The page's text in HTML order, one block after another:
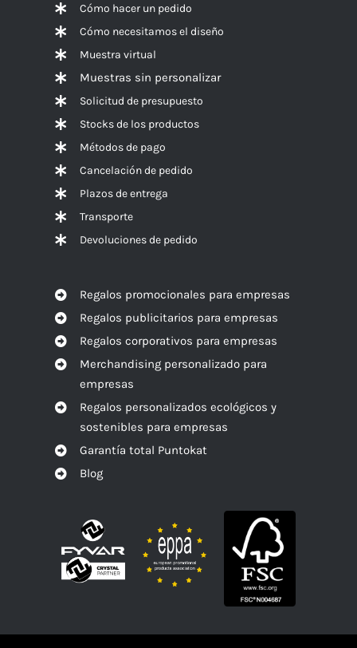
Cómo hacer un pedido
Cómo necesitamos el diseño
Muestra virtual
Muestras sin personalizar
Solicitud de presupuesto
Stocks de los productos
Métodos de pago
Cancelación de pedido
Plazos de entrega
Transporte
Devoluciones de pedido
Regalos promocionales para empresas
Regalos publicitarios para empresas
Regalos corporativos para empresas
Merchandising personalizado para
empresas
Regalos personalizados ecológicos y
sostenibles para empresas
Garantía total Puntokat
Blog